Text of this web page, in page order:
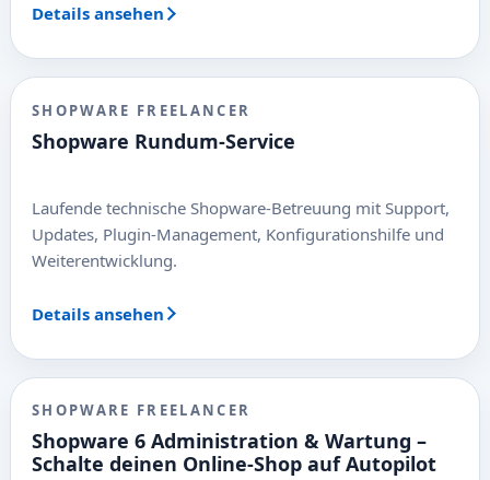
Details ansehen
SHOPWARE FREELANCER
Shopware Rundum-Service
Laufende technische Shopware-Betreuung mit Support,
Updates, Plugin-Management, Konfigurationshilfe und
Weiterentwicklung.
Details ansehen
SHOPWARE FREELANCER
Shopware 6 Administration & Wartung –
Schalte deinen Online-Shop auf Autopilot